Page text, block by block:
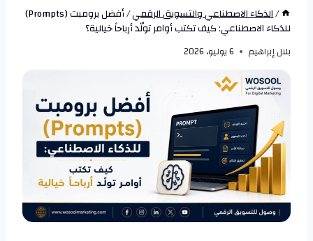
/الذكاء الاصطناعي والتسويق الرقمي/
أفضل برومبت (Prompts)
للذكاء الاصطناعي: كيف تكتب أوامر تولّد أرباحاً خيالية؟
بلال إبراهيم 6 يوليو، 2026